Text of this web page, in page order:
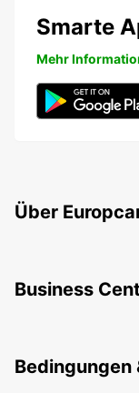
Smarte
Mehr
Über
Business
Bedingungen